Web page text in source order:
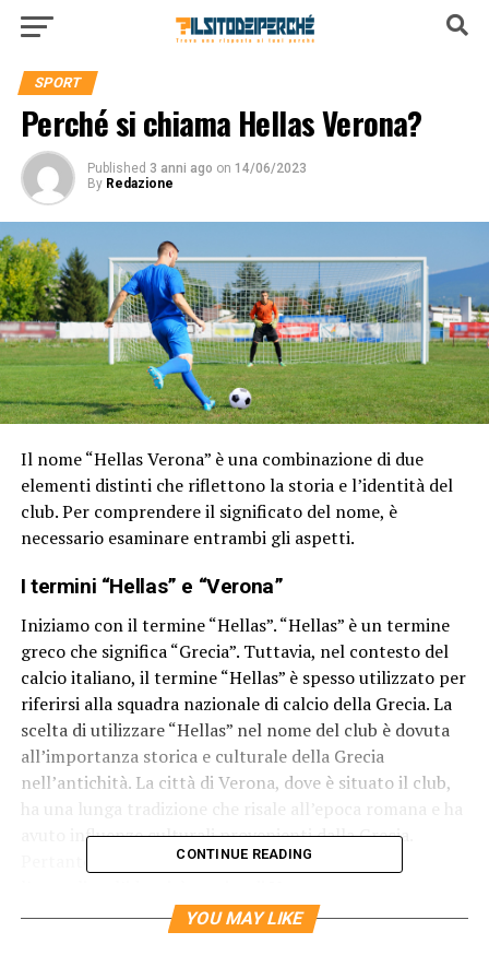
SPORT
Perché si chiama Hellas Verona?
Published 3 anni ago on 14/06/2023
By Redazione
Il nome “Hellas Verona” è una combinazione di due
elementi distinti che riflettono la storia e l’identità del
club. Per comprendere il significato del nome, è
necessario esaminare entrambi gli aspetti.
I termini “Hellas” e “Verona”
Iniziamo con il termine “Hellas”. “Hellas” è un termine
greco che significa “Grecia”. Tuttavia, nel contesto del
calcio italiano, il termine “Hellas” è spesso utilizzato per
riferirsi alla squadra nazionale di calcio della Grecia. La
scelta di utilizzare “Hellas” nel nome del club è dovuta
all’importanza storica e culturale della Grecia
nell’antichità. La città di Verona, dove è situato il club,
ha una lunga tradizione che risale all’epoca romana e ha
avuto influenze culturali provenienti dalla Grecia.
Pertanto, l’uso di “Hellas” nel nome sottolinea
Il secondo elemento del nome è “Verona”. Verona è una
CONTINUE READING
YOU MAY LIKE